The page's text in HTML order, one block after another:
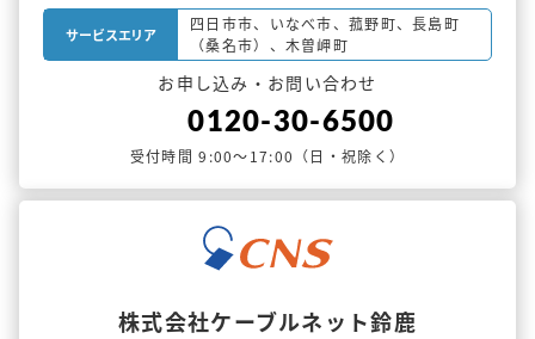
サービスエリア
四日市市、いなべ市、菰野町、長島町
（桑名市）、木曽岬町
お申し込み・お問い合わせ
0120-30-6500
受付時間 9:00～17:00（日・祝除く）
株式会社ケーブルネット鈴鹿